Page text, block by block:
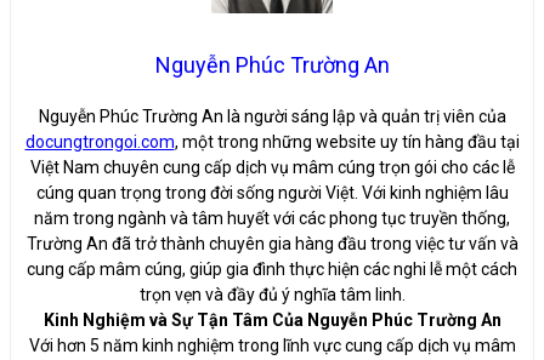
Nguyễn Phúc Trường An
Nguyễn Phúc Trường An là người sáng lập và quản trị viên của
docungtrongoi.com, một trong những website uy tín hàng đầu tại
Việt Nam chuyên cung cấp dịch vụ mâm cúng trọn gói cho các lễ
cúng quan trọng trong đời sống người Việt. Với kinh nghiệm lâu
năm trong ngành và tâm huyết với các phong tục truyền thống,
Trường An đã trở thành chuyên gia hàng đầu trong việc tư vấn và
cung cấp mâm cúng, giúp gia đình thực hiện các nghi lễ một cách
trọn vẹn và đầy đủ ý nghĩa tâm linh.
Kinh Nghiệm và Sự Tận Tâm Của Nguyễn Phúc Trường An
Với hơn 5 năm kinh nghiệm trong lĩnh vực cung cấp dịch vụ mâm